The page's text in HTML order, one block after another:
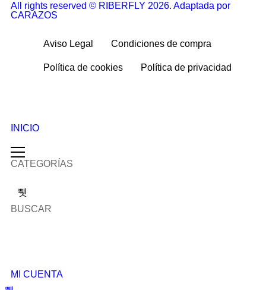
All rights reserved © RIBERFLY 2026. Adaptada por
CARAZOS
Aviso Legal Condiciones de compra
Política de cookies Política de privacidad
INICIO
CATEGORÍAS
BUSCAR
MI CUENTA